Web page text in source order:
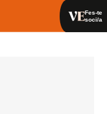
Fes-te
soci/a